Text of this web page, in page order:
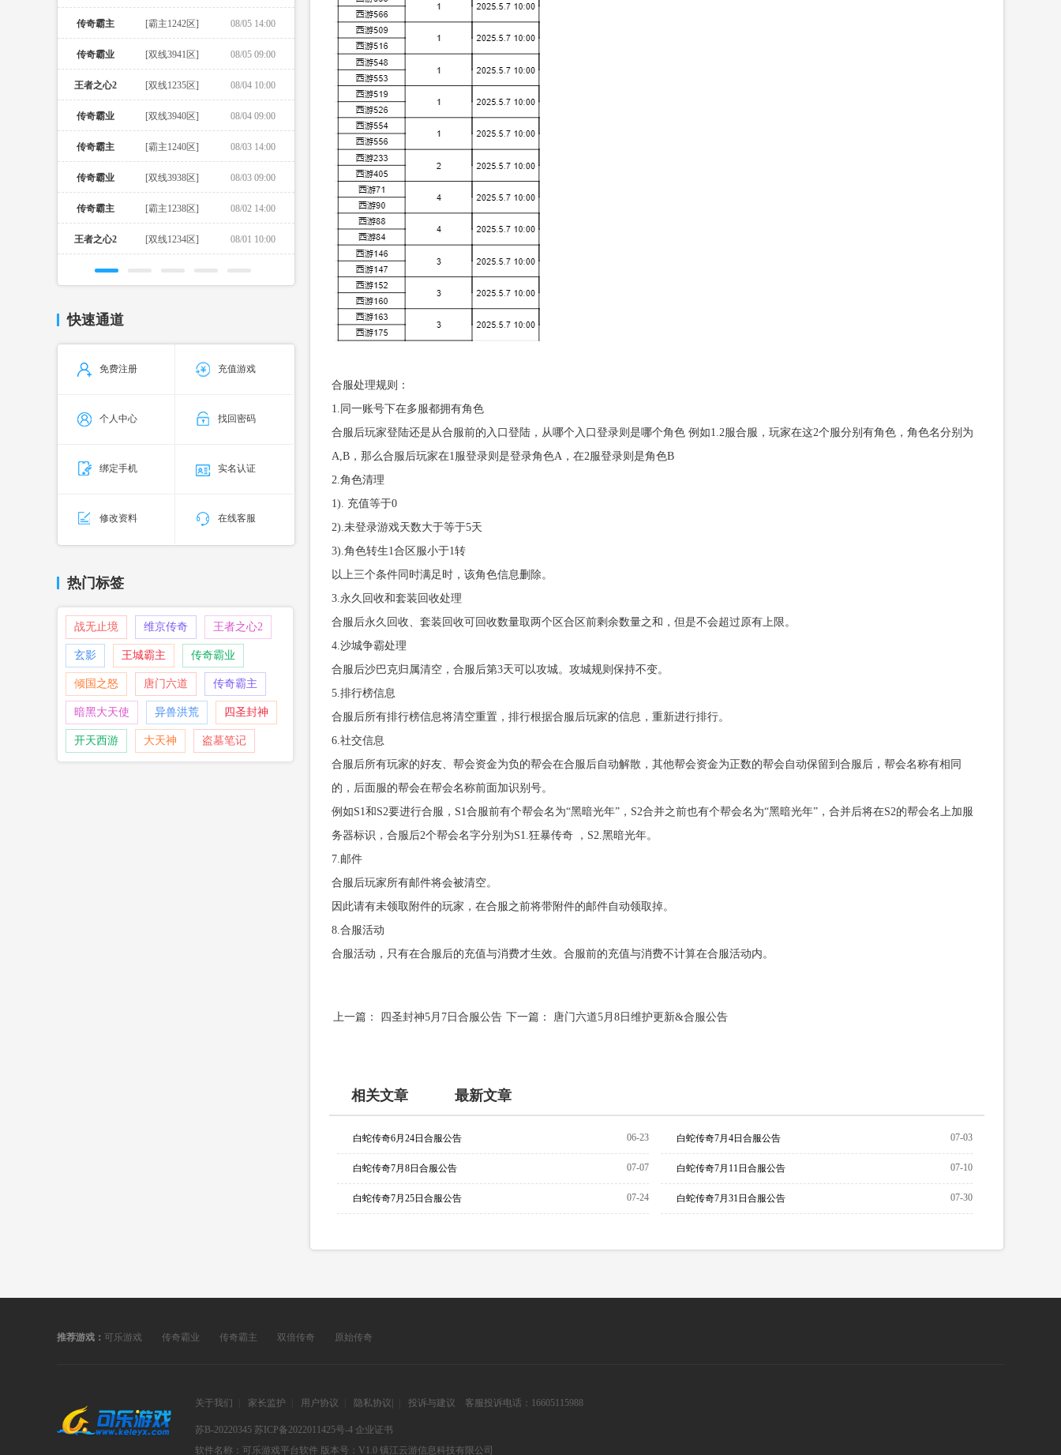
传奇霸主 [霸主1242区] 08/05 14:00
传奇霸业 [双线3941区] 08/05 09:00
王者之心2 [双线1235区] 08/04 10:00
传奇霸业 [双线3940区] 08/04 09:00
传奇霸主 [霸主1240区] 08/03 14:00
传奇霸业 [双线3938区] 08/03 09:00
传奇霸主 [霸主1238区] 08/02 14:00
王者之心2 [双线1234区] 08/01 10:00
快速通道
免费注册 充值游戏
个人中心 找回密码
绑定手机 实名认证
修改资料 在线客服
热门标签
战无止境 维京传奇 王者之心2
玄影 王城霸主 传奇霸业
倾国之怒 唐门六道 传奇霸主
暗黑大天使 异兽洪荒 四圣封神
开天西游 大天神 盗墓笔记
合服处理规则：
1.同一账号下在多服都拥有角色
合服后玩家登陆还是从合服前的入口登陆，从哪个入口登录则是哪个角色 例如1.2服合服，玩家在这2个服分别有角色，角色名分别为
A,B，那么合服后玩家在1服登录则是登录角色A，在2服登录则是角色B
2.角色清理
1). 充值等于0
2).未登录游戏天数大于等于5天
3).角色转生1合区服小于1转
以上三个条件同时满足时，该角色信息删除。
3.永久回收和套装回收处理
合服后永久回收、套装回收可回收数量取两个区合区前剩余数量之和，但是不会超过原有上限。
4.沙城争霸处理
合服后沙巴克归属清空，合服后第3天可以攻城。攻城规则保持不变。
5.排行榜信息
合服后所有排行榜信息将清空重置，排行根据合服后玩家的信息，重新进行排行。
6.社交信息
合服后所有玩家的好友、帮会资金为负的帮会在合服后自动解散，其他帮会资金为正数的帮会自动保留到合服后，帮会名称有相同
的，后面服的帮会在帮会名称前面加识别号。
例如S1和S2要进行合服，S1合服前有个帮会名为“黑暗光年”，S2合并之前也有个帮会名为“黑暗光年”，合并后将在S2的帮会名上加服
务器标识，合服后2个帮会名字分别为S1.狂暴传奇 ，S2.黑暗光年。
7.邮件
合服后玩家所有邮件将会被清空。
因此请有未领取附件的玩家，在合服之前将带附件的邮件自动领取掉。
8.合服活动
合服活动，只有在合服后的充值与消费才生效。合服前的充值与消费不计算在合服活动内。
上一篇： 四圣封神5月7日合服公告 下一篇： 唐门六道5月8日维护更新&合服公告
相关文章 最新文章
06-23
白蛇传奇6月24日合服公告 07-03
白蛇传奇7月4日合服公告
07-07
白蛇传奇7月8日合服公告 07-10
白蛇传奇7月11日合服公告
07-24
白蛇传奇7月25日合服公告 07-30
白蛇传奇7月31日合服公告
推荐游戏： 可乐游戏 传奇霸业 传奇霸主 双倍传奇 原始传奇
关于我们 家长监护 用户协议 隐私协议 投诉与建议 客服投诉电话：16605115988
苏B-20220345 苏ICP备2022011425号-4 企业证书
软件名称：可乐游戏平台软件 版本号：V1.0 镇江云游信息科技有限公司